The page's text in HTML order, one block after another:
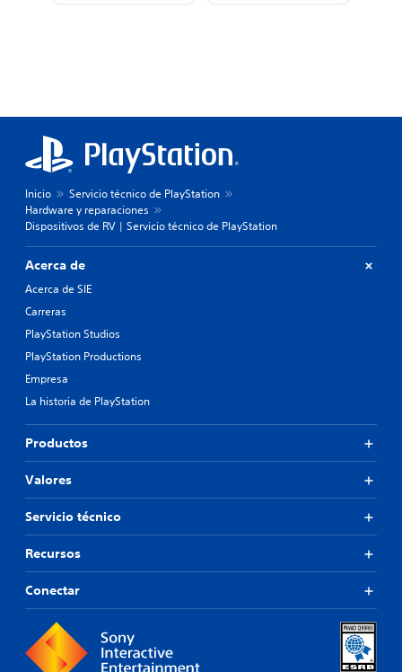
Inicio
Servicio técnico de PlayStation
Hardware y reparaciones
Dispositivos de RV | Servicio técnico de PlayStation
Acerca de
Acerca de SIE
Carreras
PlayStation Studios
PlayStation Productions
Empresa
La historia de PlayStation
Productos
Valores
Servicio técnico
Recursos
Conectar